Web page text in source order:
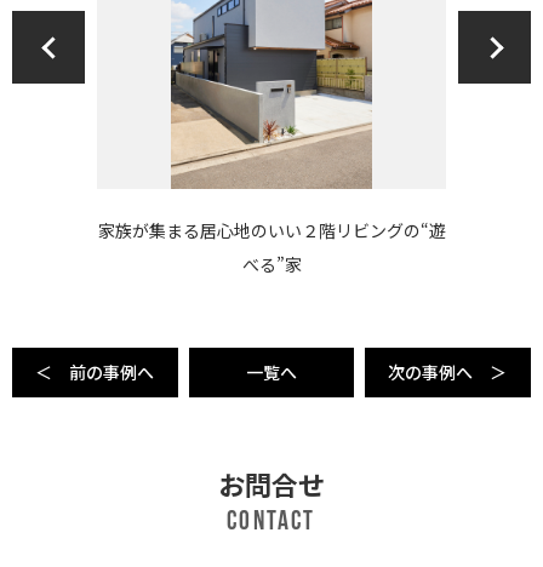
家族それぞれに居場所があって、自由につな
がる光と空の家
＜ 前の事例へ 一覧へ 次の事例へ ＞
お問合せ
Contact